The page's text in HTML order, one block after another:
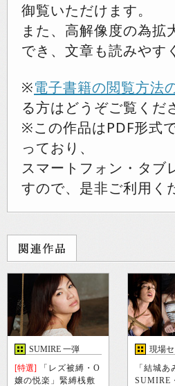
御覧いただけます。
また、高解像度の為拡
でき、文章も読みやす
※電子書籍の閲覧方法
る方はどうぞご覧くだ
※この作品はPDF形式
っており、
スマートフォン・タブ
すので、是非ご利用く
SUMIRE 一弾
[特選] 「レズ被縛・O
嬢の悦楽」緊縛桟敷
現場
「結城あ
SUMIRE